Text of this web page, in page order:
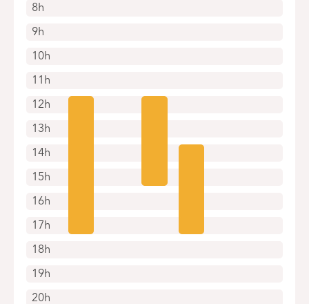
8h
9h
10h
11h
12h
13h
14h
15h
16h
17h
18h
19h
20h